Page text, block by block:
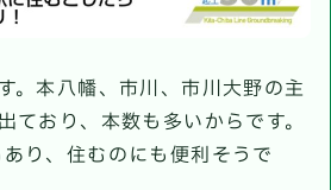
本八幡、市川、市川大野の主
ており、本数も多いからです。
り、住むのにも便利そうで